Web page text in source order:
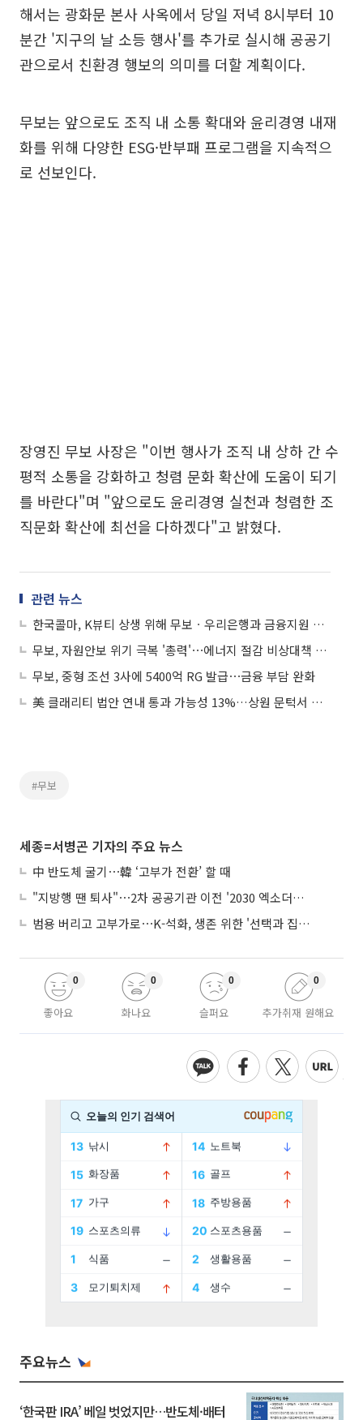
해서는 광화문 본사 사옥에서 당일 저녁 8시부터 10
분간 '지구의 날 소등 행사'를 추가로 실시해 공공기
관으로서 친환경 행보의 의미를 더할 계획이다.
무보는 앞으로도 조직 내 소통 확대와 윤리경영 내재
화를 위해 다양한 ESG·반부패 프로그램을 지속적으
로 선보인다.
장영진 무보 사장은 "이번 행사가 조직 내 상하 간 수
평적 소통을 강화하고 청렴 문화 확산에 도움이 되기
를 바란다"며 "앞으로도 윤리경영 실천과 청렴한 조
직문화 확산에 최선을 다하겠다"고 밝혔다.
관련 뉴스
한국콜마, K뷰티 상생 위해 무보ㆍ우리은행과 금융지원 맞손
무보, 자원안보 위기 극복 '총력'⋯에너지 절감 비상대책 가동
무보, 중형 조선 3사에 5400억 RG 발급⋯금융 부담 완화
美 클래리티 법안 연내 통과 가능성 13%…상원 문턱서 제동
#무보
세종=서병곤 기자의 주요 뉴스
中 반도체 굴기⋯韓 ‘고부가 전환’ 할 때
"지방행 땐 퇴사"⋯2차 공공기관 이전 '2030 엑소더스' 뇌관
범용 버리고 고부가로⋯K-석화, 생존 위한 '선택과 집중'
좋아요
0
화나요
0
슬퍼요
0
추가취재 원해요
0
주요뉴스
‘한국판 IRA’ 베일 벗었지만…반도체·배터